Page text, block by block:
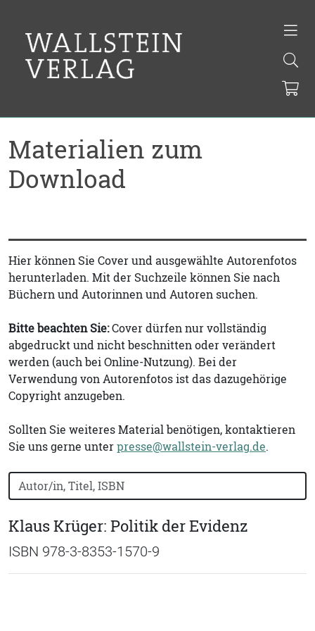
Materialien zum
Download
Hier können Sie Cover und ausgewählte Autorenfotos
herunterladen. Mit der Suchzeile können Sie nach
Büchern und Autorinnen und Autoren suchen.
Bitte beachten Sie:Cover dürfen nur vollständig
abgedruckt und nicht beschnitten oder verändert
werden (auch bei Online-Nutzung). Bei der
Verwendung von Autorenfotos ist das dazugehörige
Copyright anzugeben.
Sollten Sie weiteres Material benötigen, kontaktieren
Sie uns gerne unterpresse@wallstein-verlag.de.
Bücher nach Buchtitel, Autorennamen oder ISBN
Klaus Krüger: Politik der Evidenz
ISBN 978-3-8353-1570-9